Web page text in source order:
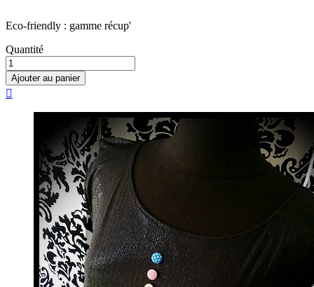
Eco-friendly : gamme récup'
Quantité
Ajouter au panier
